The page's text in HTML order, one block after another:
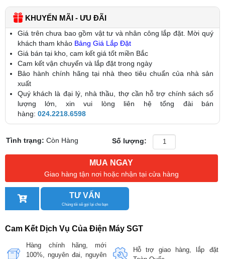
KHUYẾN MÃI - ƯU ĐÃI
Giá trên chưa bao gồm vật tư và nhân công lắp đặt. Mời quý
khách tham khảo Bảng Giá Lắp Đặt
Giá bán tại kho, cam kết giá tốt miền Bắc
Cam kết vận chuyển và lắp đặt trong ngày
Bảo hành chính hãng tại nhà theo tiêu chuẩn của nhà sản
xuất
Quý khách là đại lý, nhà thầu, thợ cần hỗ trợ chính sách số
lượng lớn, xin vui lòng liên hệ tổng đài bán
hàng: 024.2218.6598
Tình trạng:Còn Hàng Số lượng:
MUA NGAY
Giao hàng tận nơi hoặc nhận tại cửa hàng
TƯ VẤN
Chúng tôi sẽ gọi lại cho bạn
Cam Kết Dịch Vụ Của Điện Máy SGT
Hàng chính hãng, mới
100%, nguyên đai, nguyên
Hỗ trợ giao hàng, lắp đặt